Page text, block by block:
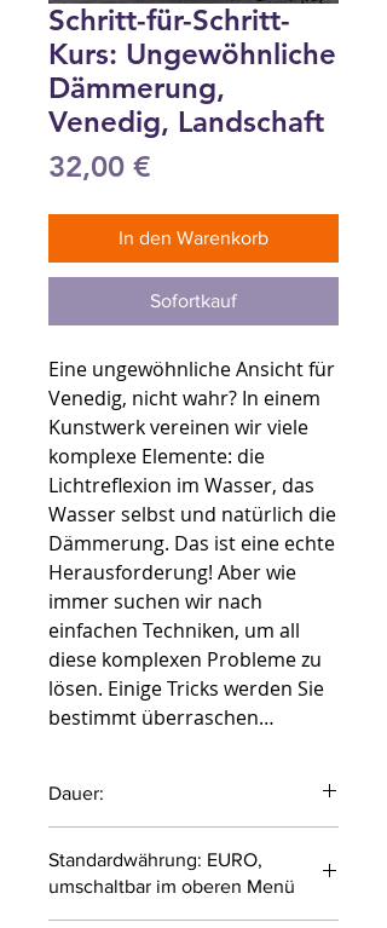
Schritt-für-Schritt-
Kurs: Ungewöhnliche
Dämmerung,
Venedig, Landschaft
32,00 €
In den Warenkorb
Sofortkauf
Eine ungewöhnliche Ansicht für
Venedig, nicht wahr? In einem
Kunstwerk vereinen wir viele
komplexe Elemente: die
Lichtreflexion im Wasser, das
Wasser selbst und natürlich die
Dämmerung. Das ist eine echte
Herausforderung! Aber wie
immer suchen wir nach
einfachen Techniken, um all
diese komplexen Probleme zu
lösen. Einige Tricks werden Sie
bestimmt überraschen…
Dauer:
Standardwährung: EURO,
umschaltbar im oberen Menü